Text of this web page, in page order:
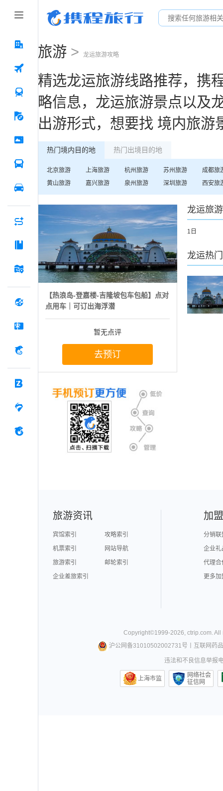
旅游 > 龙运旅游攻略
精选龙运旅游线路推荐，携
略信息， 龙运旅游景点以及
出游形式，想要找 境内旅游
热门境内目的地 热门出境目的地
北京旅游 上海旅游 杭州旅游 苏州旅游 成都旅
黄山旅游 嘉兴旅游 泉州旅游 深圳 旅游 西安旅
【热浪岛-登嘉楼-吉隆坡包车包船】点对
点用车｜可订出海浮潜
暂无点评
去预订
龙运旅
1日
龙运热
旅游资讯
宾馆索引
攻略索引
机票索引
网站导航
旅游索引
邮轮索引
企业差旅索引
加
分销联
企业礼
代理合
更多
Copyright©1999-2026,ctrip.com.
沪公网备31010502002731号
互联网药
违法和不良信息举报
上海市监
网络社会
征信网